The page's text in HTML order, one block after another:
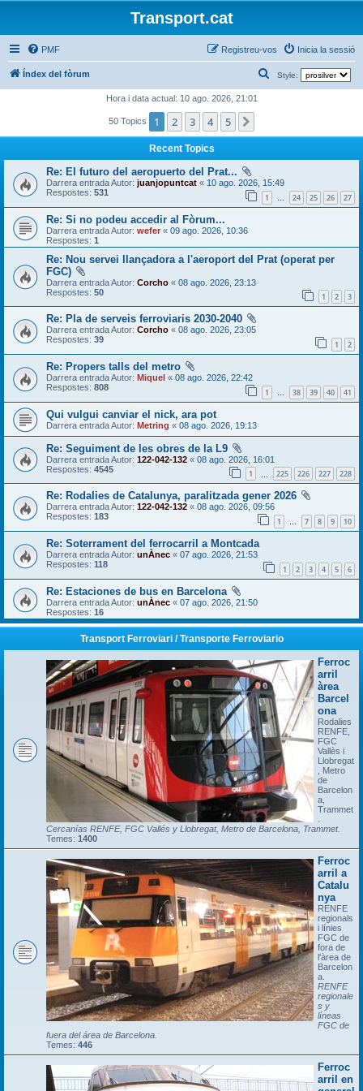
Transport.cat
PMF Inicia la sessió
Registreu-vos
Índex del fòrum Style:
e
Hora i data actual: 10 ago. 2026, 21:01
50 Topics 1 2 3 4 5
Recent Topics
Re: El futuro del aeropuerto del Prat...
Darrera entrada Autor: juanjopuntcat « 10 ago. 2026, 15:49
Respostes: 531 1 … 24 25 26 27
Re: Si no podeu accedir al Fòrum...
Darrera entrada Autor: wefer « 09 ago. 2026, 10:36
Respostes: 1
Re: Nou servei llançadora a l'aeroport del Prat (operat per
FGC)
Darrera entrada Autor: Corcho « 08 ago. 2026, 23:13
Respostes: 50 1 2 3
Re: Pla de serveis ferroviaris 2030-2040
Darrera entrada Autor: Corcho « 08 ago. 2026, 23:05
Respostes: 39 1 2
Re: Propers talls del metro
Darrera entrada Autor: Miquel « 08 ago. 2026, 22:42
Respostes: 808 1 … 38 39 40 41
Qui vulgui canviar el nick, ara pot
Darrera entrada Autor: Metring « 08 ago. 2026, 19:13
Re: Seguiment de les obres de la L9
Darrera entrada Autor: 122-042-132 « 08 ago. 2026, 16:01
Respostes: 4545 1 225 226 227 228
Re: Rodalies de Catalunya, paralitzada gener 2026
Darrera entrada Autor: 122-042-132 « 08 ago. 2026, 09:56
Respostes: 183 1 … 7 8 9 10
Re: Soterrament del ferrocarril a Montcada
Darrera entrada Autor: unÀnec « 07 ago. 2026, 21:53
Respostes: 118 1 2 3 4 5 6
Re: Estaciones de bus en Barcelona
Darrera entrada Autor: unÀnec « 07 ago. 2026, 21:50
Respostes: 16
Transport Ferroviari / Transporte Ferroviario
Ferroc
arril
àrea
Barcel
ona
Rodalies
RENFE,
FGC
Vallès i
Llobregat
, Metro
de
Barcelon
a,
Trammet
Cercanías RENFE, FGC Vallés y Llobregat, Metro de Barcelona, Trammet.
Temes: 1400
Ferroc
arril a
Catalu
nya
RENFE
regionals
i línies
FGC de
fora de
l'àrea de
Barcelon
a.
RENFE
regionale
s y
líneas
FGC de
fuera del área de Barcelona.
Temes: 446
Ferroc
arril en